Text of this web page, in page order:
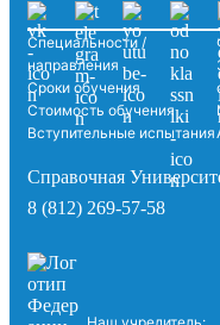
Специальности /
направления
Сроки обучения
Стоимость обучения
Вступительные испытания
Справочная
8 (812) 269-57-58